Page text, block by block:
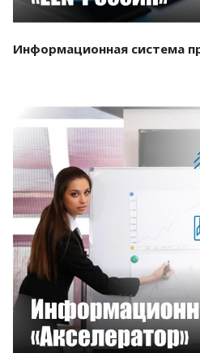
Информационная система
Смотреть